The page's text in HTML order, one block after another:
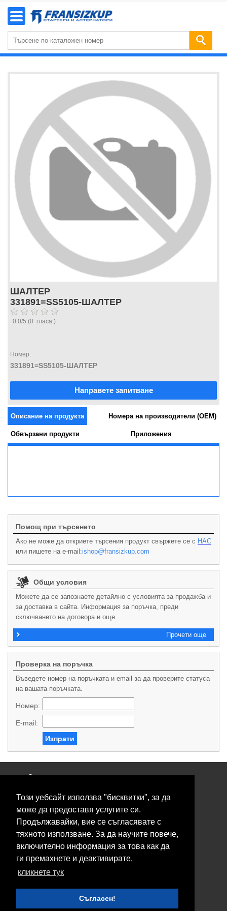
Този уебсайт използва "бисквитки", за да
може да предоставя услугите си.
Продължавайки, вие се съгласявате с
тяхното използване. За да научите повече,
включително информация за това как да
ги премахнете и деактивирате,
кликнете тук
Съгласен!
ШАЛТЕР
331891=SS5105-ШАЛТЕР
0.0/5 (0 гласа )
Номер:
331891=SS5105-ШАЛТЕР
Направете запитване
Описание на продукта Номера на производители (OEM)
Обвързани продукти Приложения
Помощ при търсенето
Ако не може да откриете търсения продукт свържете се с НАС
или пишете на e-mail:ishop@fransizkup.com
Общи условия
Можете да се запознаете детайлно с условията за продажба и
за доставка в сайта. Информация за поръчка, преди
сключването на договора и още.
Прочети още
Проверка на поръчка
Въведете номер на поръчката и email за да проверите статуса
на вашата поръчката.
Номер:
E-mail:
Изпрати
Общи условия
Свържете се с нас
Контакти
Нашите сервизи
Блог
© 2026 Fransizkup.bg всички права запазени
Изграждане и поддръжка от
Boby_fransizkup